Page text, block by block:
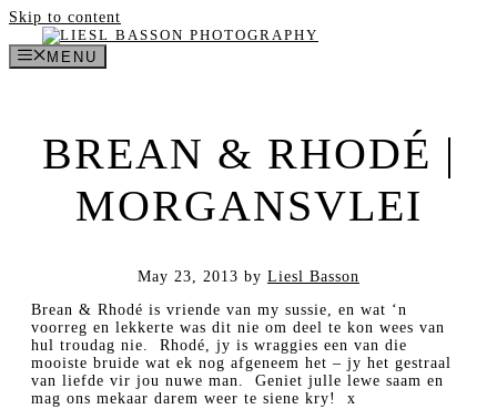
Skip to content
MENU
BREAN & RHODÉ |
MORGANSVLEI
May 23, 2013 by Liesl Basson
Brean & Rhodé is vriende van my sussie, en wat ‘n
voorreg en lekkerte was dit nie om deel te kon wees van
hul troudag nie. Rhodé, jy is wraggies een van die
mooiste bruide wat ek nog afgeneem het – jy het gestraal
van liefde vir jou nuwe man. Geniet julle lewe saam en
mag ons mekaar darem weer te siene kry! x